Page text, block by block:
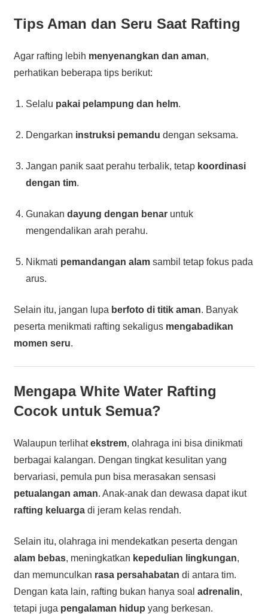
Tips Aman dan Seru Saat Rafting
Agar rafting lebih menyenangkan dan aman,
perhatikan beberapa tips berikut:
Selalu pakai pelampung dan helm.
Dengarkan instruksi pemandu dengan seksama.
Jangan panik saat perahu terbalik, tetap koordinasi
dengan tim.
Gunakan dayung dengan benaruntuk
mengendalikan arah perahu.
Nikmati pemandangan alamsambil tetap fokus pada
arus.
Selain itu, jangan lupa berfoto di titik aman. Banyak
peserta menikmati rafting sekaligus mengabadikan
momen seru.
Mengapa White Water Rafting
Cocok untuk Semua?
Walaupun terlihatekstrem, olahraga ini bisa dinikmati
berbagai kalangan. Dengan tingkat kesulitan yang
bervariasi, pemula pun bisa merasakan sensasi
petualangan aman. Anak-anak dan dewasa dapat ikut
rafting keluargadi jeram kelas rendah.
Selain itu, olahraga ini mendekatkan peserta dengan
alam bebas, meningkatkan kepedulian lingkungan,
dan memunculkan rasa persahabatan di antara tim.
Dengan kata lain, rafting bukan hanya soal adrenalin,
tetapi juga pengalaman hidup yang berkesan.